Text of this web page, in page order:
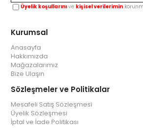
Üyelik koşullarını ve kişisel verilerimin
Kurumsal
Anasayfa
Hakkımızda
Mağazalarımız
Bize Ulaşın
Sözleşmeler ve Politikalar
Mesafeli Satış Sözleşmesi
Üyelik Sözleşmesi
İptal ve İade Politikası